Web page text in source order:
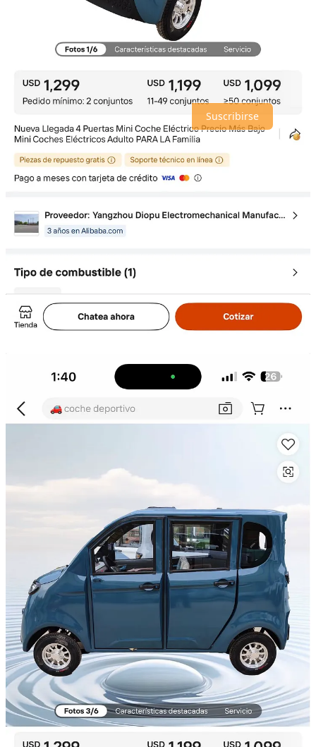
Último Debates
Por supuesto, sigue adelante.
Suscribirse
© 2026 analisis.mx·Privacidad∙Términos∙ Aviso de recolección
Crea tu Substack
Descargar la app